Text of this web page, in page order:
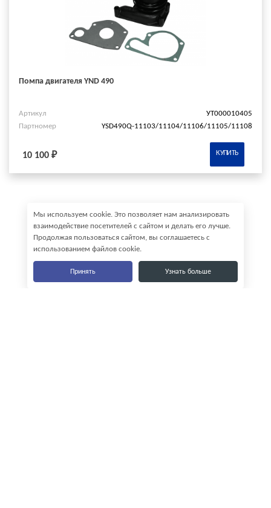
Помпа двигателя YND 490
Артикул
УТ000010405
Партномер
YSD490Q-11103/11104/11106/11105/11108
10 100 ₽ КУПИТЬ
Мы используем cookie. Это позволяет нам анализировать
взаимодействие посетителей с сайтом и делать его лучше.
Продолжая пользоваться сайтом, вы соглашаетесь с
использованием файлов cookie.
Принять Узнать больше